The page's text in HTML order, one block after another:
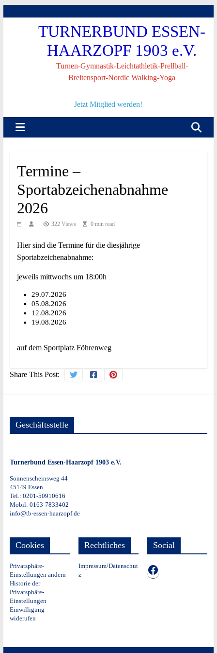
TURNERBUND ESSEN-
HAARZOPF 1903 e.V.
Turnen-Gymnastik-Leichtathletik-Prellball-
Breitensport-Nordic Walking-Yoga
Jetzt Mitglied werden!
Termine –
Sportabzeichenabnahme
2026
322 Views 0 min read
Hier sind die Termine für die diesjährige
Sportabzeichenabnahme:
jeweils mittwochs um 18:00h
29.07.2026
05.08.2026
12.08.2026
19.08.2026
auf dem Sportplatz Föhrenweg
Share This Post:
Geschäftsstelle
Turnerbund Essen-Haarzopf 1903 e.V.
Sonnenscheinsweg 44
45149 Essen
Tel.: 0201-50910616
Mobil: 0163-7833402
info@tb-essen-haarzopf.de
Cookies
Privatsphäre-
Einstellungen ändern
Historie der
Privatsphäre-
Einstellungen
Einwilligung
widerufen
Rechtliches
Impressum/Datenschut
z
Social
TB auf Facebook